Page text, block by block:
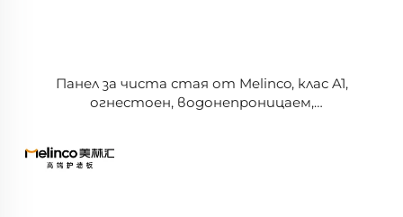
Панел за чиста стая от Melinco, клас A1,
огнестоен, водонепроницаем,